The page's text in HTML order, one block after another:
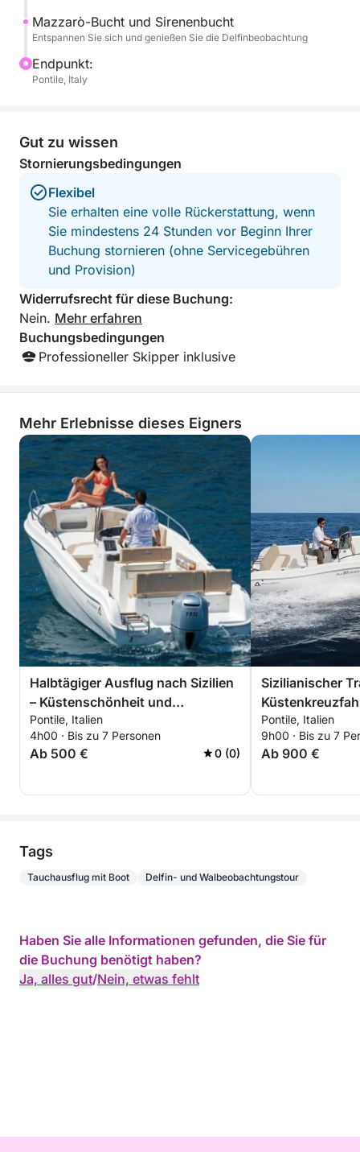
- Capo Taormina
- Scoglio del Ficodindia
- Isola Bella
- Grotta Azzurra
Im Lieferumfang enthalten:
- Champagner, Obst und Snacks,
- Soundsystem und professionelle Crew für ein
reibungsloses Erlebnis.
Buchen Sie jetzt einen unvergesslichen Tag voller
Entdeckungen und Delfinbeobachtungen!
Mazzarò-Bucht und Sirenenbucht
Entspannen Sie sich und genießen Sie die Delfinbeobachtung
Endpunkt:
Pontile, Italy
Gut zu wissen
Stornierungsbedingungen
Flexibel
Sie erhalten eine volle Rückerstattung, wenn
Sie mindestens 24 Stunden vor Beginn Ihrer
Buchung stornieren (ohne Servicegebühren
und Provision)
Widerrufsrecht für diese Buchung:
Nein. Mehr erfahren
Buchungsbedingungen
Professioneller Skipper inklusive
Mehr Erlebnisse dieses Eigners
Halbtägiger Ausflug nach Sizilien
– Küstenschönheit und
Entspannung
Pontile, Italien
4h00 · Bis zu 7 Personen
Ab 500 € 0 (0)
Sizilianischer
Pontile, Italien
9h00 · Bis zu 7
Ab 900 €
Tags
Tauchausflug mit Boot Delfin- und Walbeobachtungstour
Haben Sie alle Informationen gefunden, die Sie für
die Buchung benötigt haben?
Ja, alles gut/Nein, etwas fehlt